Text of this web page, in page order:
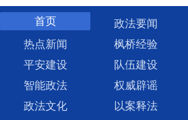
首页 政法要闻
热点新闻
枫桥经验
平安建设
队伍建设
智能政法
权威辟谣
政法文化
以案释法